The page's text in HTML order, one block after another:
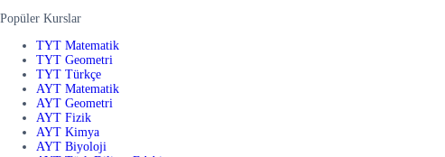
Popüler Kurslar
TYT Matematik
TYT Geometri
TYT Türkçe
AYT Matematik
AYT Geometri
AYT Fizik
AYT Kimya
AYT Biyoloji